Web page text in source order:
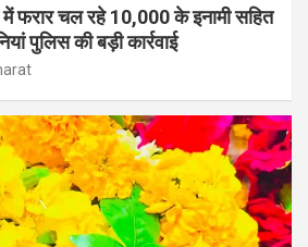
में फरार चल रहे 10,000 के इनामी सहित
पुलिस की बड़ी कार्रवाई